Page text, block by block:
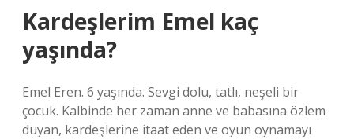
Kardeşlerim Emel kaç
yaşında?
Emel Eren. 6 yaşında. Sevgi dolu, tatlı, neşeli bir
çocuk. Kalbinde her zaman anne ve babasına özlem
duyan, kardeşlerine itaat eden ve oyun oynamayı